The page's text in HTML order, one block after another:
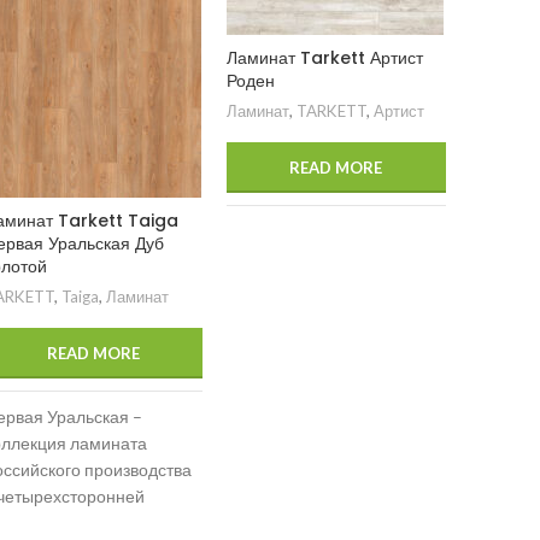
Tarkett Taiga
Уральская Дуб
, Taiga, Ламинат
READ MORE
Уральская –
ламината
производства
Ламинат Tarkett Артист
Роден
Ламинат, TARKETT,Артист
READ MORE